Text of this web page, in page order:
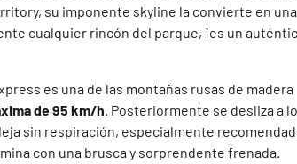
su imponente skyline la convierte en una
cualquier rincón del parque, ¡es un
es una de las montañas rusas de madera
de 95 km/h. Posteriormente se desliza a lo
sin respiración, especialmente
con una brusca y sorprendente frenada.